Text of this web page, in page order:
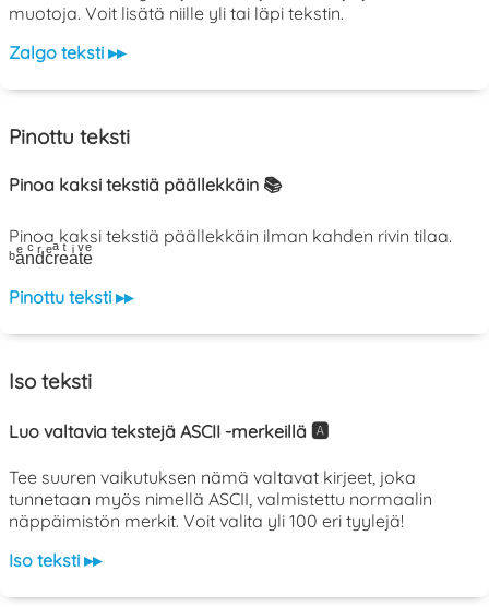
muotoja. Voit lisätä niille yli tai läpi tekstin.
Zalgo teksti ▸▸
Pinottu teksti
Pinoa kaksi tekstiä päällekkäin 📚
Pinoa kaksi tekstiä päällekkäin ilman kahden rivin tilaa.
ᵇaͤnͨdͬcͤrͣeͭaͥtͮeͤ
Pinottu teksti ▸▸
Iso teksti
Luo valtavia tekstejä ASCII -merkeillä 🅰️
Tee suuren vaikutuksen nämä valtavat kirjeet, joka
tunnetaan myös nimellä ASCII, valmistettu normaalin
näppäimistön merkit. Voit valita yli 100 eri tyylejä!
Iso teksti ▸▸